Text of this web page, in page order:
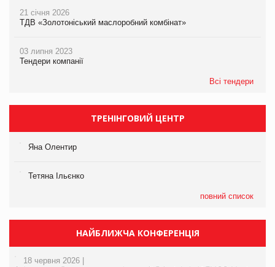
21 січня 2026
ТДВ «Золотоніський маслоробний комбінат»
03 липня 2023
Тендери компанії
Всі тендери
ТРЕНІНГОВИЙ ЦЕНТР
Яна Олентир
Тетяна Ільєнко
повний список
НАЙБЛИЖЧА КОНФЕРЕНЦІЯ
18 червня 2026 |